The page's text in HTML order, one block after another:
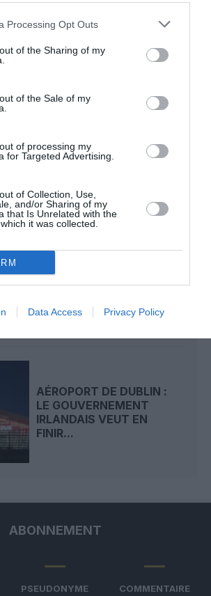
Processing Opt Outs
of the Sharing of my
of the Sale of my
of processing my
for Targeted Advertising.
of Collection, Use,
and/or Sharing of my
that Is Unrelated with the
it was collected.
Data Access Privacy Policy
VOLS SUR 10 RETARDÉS
AU DÉPART DE LA...
AÉROPORT DE DUBLIN :
LE GOUVERNEMENT
IRLANDAIS VEUT EN
FINIR...
ABONNEMENT
PSEUDONYME
COMMENTAIRE